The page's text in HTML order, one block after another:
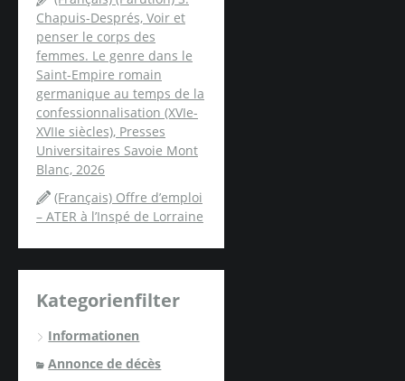
Chapuis-Després, Voir et
penser le corps des
femmes. Le genre dans le
Saint-Empire romain
germanique au temps de la
confessionnalisation (XVIe-
XVIIe siècles), Presses
Universitaires Savoie Mont
Blanc, 2026
(Français) Offre d’emploi
– ATER à l’Inspé de Lorraine
Kategorienfilter
Informationen
Annonce de décès